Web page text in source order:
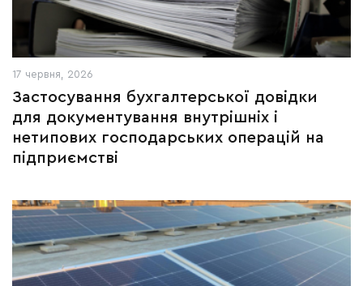
17 червня, 2026
Застосування бухгалтерської довідки
для документування внутрішніх і
нетипових господарських операцій на
підприємстві